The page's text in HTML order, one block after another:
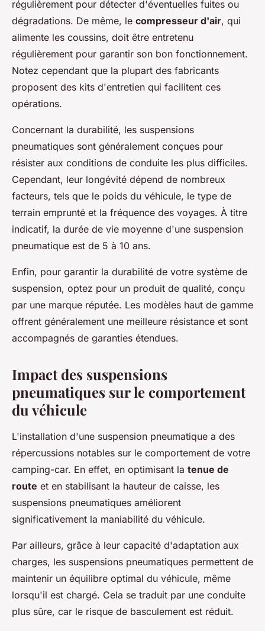
régulièrement pour détecter d'éventuelles fuites ou
dégradations. De même, le compresseur d'air, qui
alimente les coussins, doit être entretenu
régulièrement pour garantir son bon fonctionnement.
Notez cependant que la plupart des fabricants
proposent des kits d'entretien qui facilitent ces
opérations.
Concernant la durabilité, les suspensions
pneumatiques sont généralement conçues pour
résister aux conditions de conduite les plus difficiles.
Cependant, leur longévité dépend de nombreux
facteurs, tels que le poids du véhicule, le type de
terrain emprunté et la fréquence des voyages. À titre
indicatif, la durée de vie moyenne d'une suspension
pneumatique est de 5 à 10 ans.
Enfin, pour garantir la durabilité de votre système de
suspension, optez pour un produit de qualité, conçu
par une marque réputée. Les modèles haut de gamme
offrent généralement une meilleure résistance et sont
accompagnés de garanties étendues.
Impact des suspensions
pneumatiques sur le comportement
du véhicule
L'installation d'une suspension pneumatique a des
répercussions notables sur le comportement de votre
camping-car. En effet, en optimisant la tenue de
route et en stabilisant la hauteur de caisse, les
suspensions pneumatiques améliorent
significativement la maniabilité du véhicule.
Par ailleurs, grâce à leur capacité d'adaptation aux
charges, les suspensions pneumatiques permettent de
maintenir un équilibre optimal du véhicule, même
lorsqu'il est chargé. Cela se traduit par une conduite
plus sûre, car le risque de basculement est réduit.